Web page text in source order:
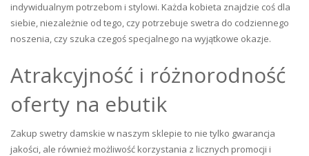
indywidualnym potrzebom i stylowi. Każda kobieta znajdzie coś dla
siebie, niezależnie od tego, czy potrzebuje swetra do codziennego
noszenia, czy szuka czegoś specjalnego na wyjątkowe okazje.
Atrakcyjność i różnorodność
oferty na ebutik
Zakup swetry damskie w naszym sklepie to nie tylko gwarancja
jakości, ale również możliwość korzystania z licznych promocji i